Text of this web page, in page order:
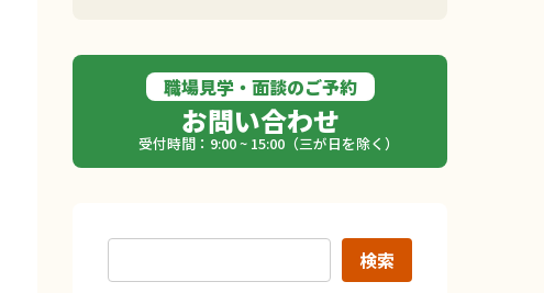
職場見学・面談のご予約
お問い合わせ
受付時間：9:00 ~ 15:00（三が日を除く）
検索